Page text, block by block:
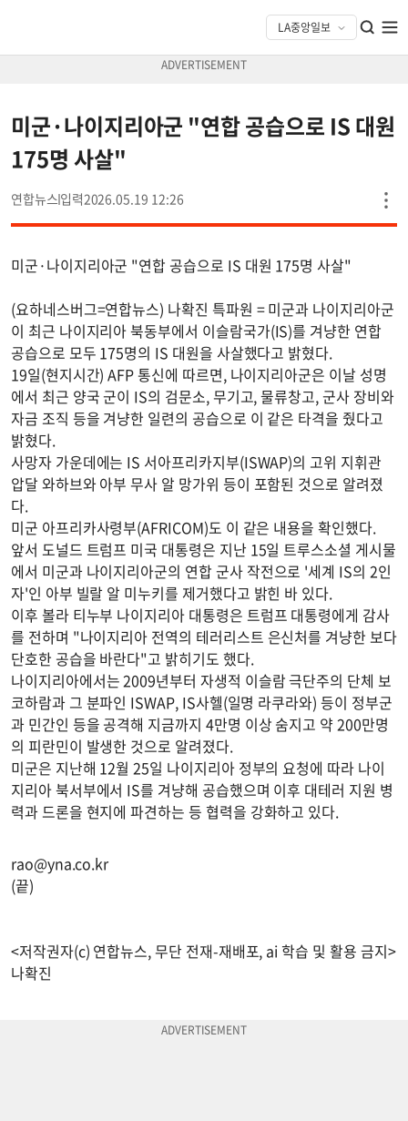
미군·나이지리아군 "연합 공습으로 IS 대원
175명 사살"
연합뉴스 2026.05.19 12:26
미군·나이지리아군 "연합 공습으로 IS 대원 175명 사살"
(요하네스버그=연합뉴스) 나확진 특파원 = 미군과 나이지리아군
이 최근 나이지리아 북동부에서 이슬람국가(IS)를 겨냥한 연합
공습으로 모두 175명의 IS 대원을 사살했다고 밝혔다.
19일(현지시간) AFP 통신에 따르면, 나이지리아군은 이날 성명
에서 최근 양국 군이 IS의 검문소, 무기고, 물류창고, 군사 장비와
자금 조직 등을 겨냥한 일련의 공습으로 이 같은 타격을 줬다고
밝혔다.
사망자 가운데에는 IS 서아프리카지부(ISWAP)의 고위 지휘관
압달 와하브와 아부 무사 알 망가위 등이 포함된 것으로 알려졌
다.
미군 아프리카사령부(AFRICOM)도 이 같은 내용을 확인했다.
앞서 도널드 트럼프 미국 대통령은 지난 15일 트루스소셜 게시물
에서 미군과 나이지리아군의 연합 군사 작전으로 '세계 IS의 2인
자'인 아부 빌랄 알 미누키를 제거했다고 밝힌 바 있다.
이후 볼라 티누부 나이지리아 대통령은 트럼프 대통령에게 감사
를 전하며 "나이지리아 전역의 테러리스트 은신처를 겨냥한 보다
단호한 공습을 바란다"고 밝히기도 했다.
나이지리아에서는 2009년부터 자생적 이슬람 극단주의 단체 보
코하람과 그 분파인 ISWAP, IS사헬(일명 라쿠라와) 등이 정부군
과 민간인 등을 공격해 지금까지 4만명 이상 숨지고 약 200만명
의 피란민이 발생한 것으로 알려졌다.
미군은 지난해 12월 25일 나이지리아 정부의 요청에 따라 나이
지리아 북서부에서 IS를 겨냥해 공습했으며 이후 대테러 지원 병
력과 드론을 현지에 파견하는 등 협력을 강화하고 있다.
rao@yna.co.kr
(끝)
<저작권자(c) 연합뉴스, 무단 전재-재배포, ai 학습 및 활용 금지>
나확진